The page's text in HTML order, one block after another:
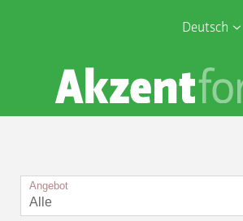
Deutsch
English
Français
Sophia Care
Angebot
Alle